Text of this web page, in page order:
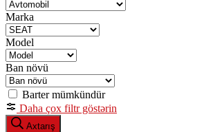
Marka
Model
Ban növü
Barter mümkündür
Daha çox filtr göstərin
Axtarış